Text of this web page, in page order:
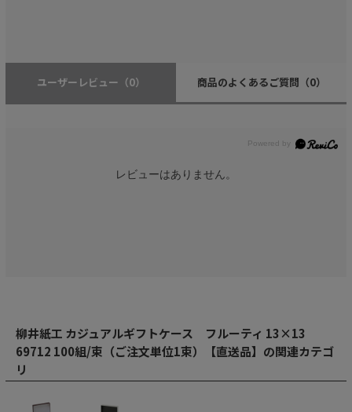
ユーザーレビュー （0） 商品のよくあるご質問 （0）
レビューはありません。
柳井紙工 カジュアルギフトケース フルーティ 13×13
69712 100組/束（ご注文単位1束）【直送品】の関連カテゴ
リ